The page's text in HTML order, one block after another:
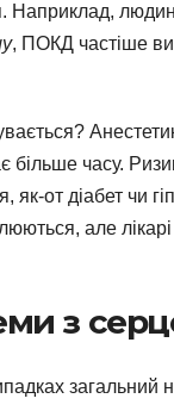
Наприклад,
, ПОКД частіше
більше часу.
як-от діабет чи
але
з